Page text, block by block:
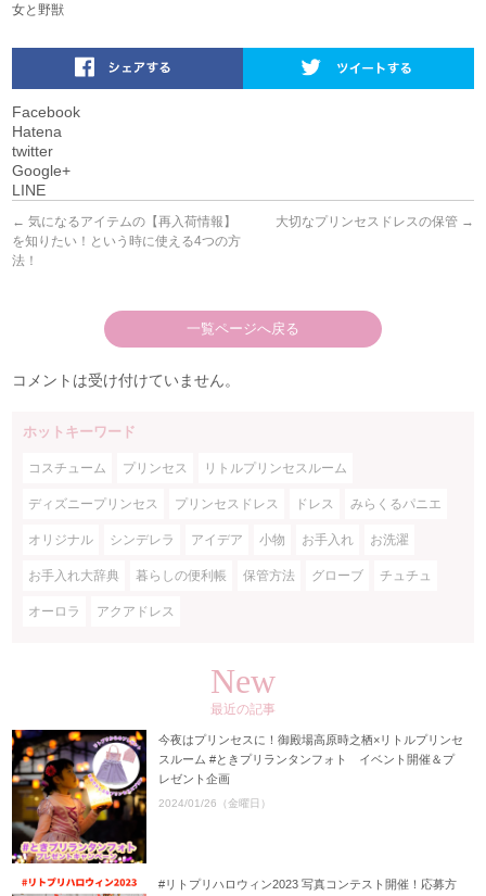
女と野獣
Facebook
Hatena
twitter
Google+
LINE
← 気になるアイテムの【再入荷情報】
を知りたい！という時に使える4つの方
法！
大切なプリンセスドレスの保管 →
一覧ページへ戻る
コメントは受け付けていません。
ホットキーワード
コスチューム プリンセス リトルプリンセスルーム
ディズニープリンセス プリンセスドレス ドレス みらくるパニエ
オリジナル シンデレラ アイデア 小物 お手入れ お洗濯
お手入れ大辞典 暮らしの便利帳 保管方法 グローブ チュチュ
オーロラ アクアドレス
New
最近の記事
今夜はプリンセスに！御殿場高原時之栖×リトルプリンセ
スルーム #ときプリランタンフォト イベント開催＆プ
レゼント企画
2024/01/26（金曜日）
#リトプリハロウィン2023 写真コンテスト開催！応募方